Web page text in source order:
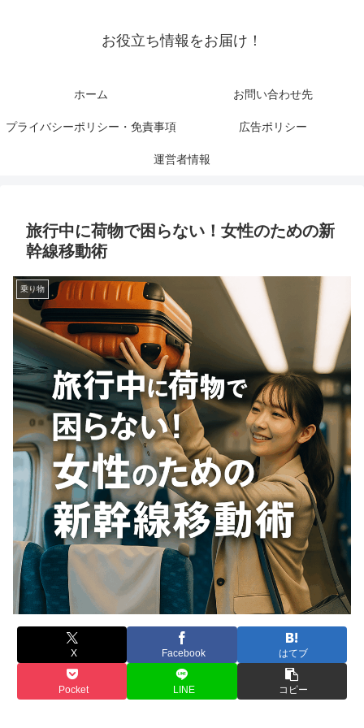
お役立ち情報をお届け！
ホーム お問い合わせ先
プライバシーポリシー・免責事項 広告ポリシー
運営者情報
旅行中に荷物で困らない！女性のための新
幹線移動術
乗り物
X Facebook はてブ
Pocket LINE コピー